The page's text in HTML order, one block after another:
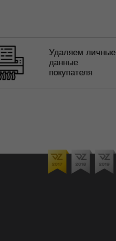
Удаляем личные
данные
покупателя